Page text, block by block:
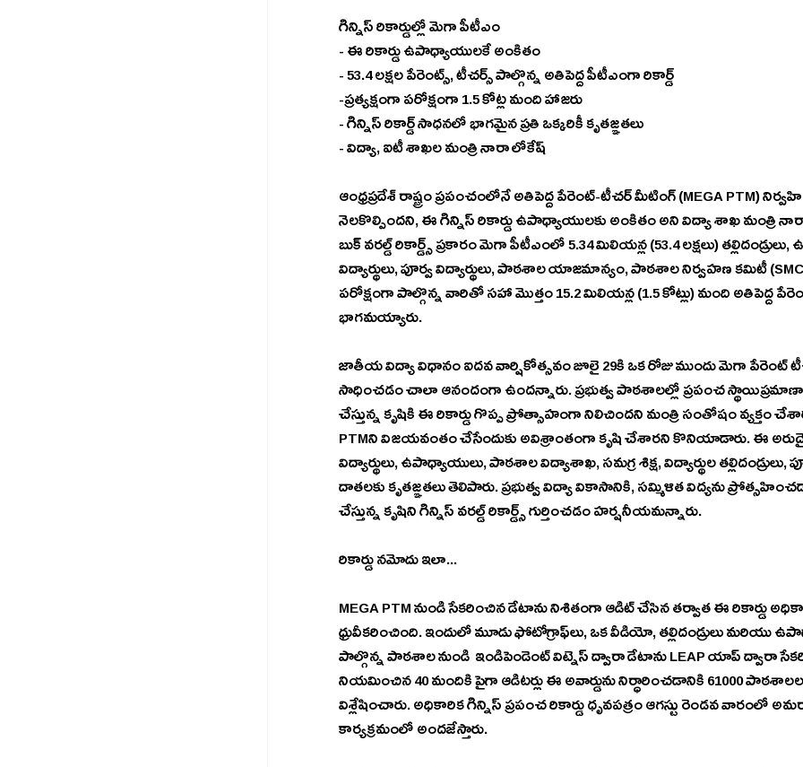
గిన్నిస్ రికార్డుల్లో మెగా పీటీఎం
- ఈ రికార్డు ఉపాధ్యాయుల‌కే అంకితం
- 53.4 లక్షల పేరెంట్స్, టీచర్స్ పాల్గొన్న అతిపెద్ద పీటీఎంగా రికార్డ్
-ప్రత్యక్షంగా పరోక్షంగా 1.5 కోట్ల మంది హాజరు
- గిన్నిస్ రికార్డ్ సాధనలో భాగమైన ప్రతి ఒక్కరికీ కృత‌జ్ఞ‌త‌లు
- విద్యా, ఐటీ శాఖల మంత్రి నారా లోకేష్
ఆంధ్రప్రదేశ్‌ రాష్ట్రం ప్రపంచంలోనే అతిపెద్ద పేరెంట్-టీచర్ మీటింగ్ (MEGA PTM) నిర్వహించి గిన్నిస్ ప్రపంచ రికార్డును
నెలకొల్పిందని, ఈ గిన్నిస్ రికార్డు ఉపాధ్యాయుల‌కు అంకితం అని విద్యా శాఖ మంత్రి నారా లోకేష్ ప్ర‌క‌టించారు. గిన్నిస్
బుక్ వ‌ర‌ల్డ్ రికార్డ్స్ ప్రకారం మెగా పీటీఎంలో 5.34 మిలియన్ల (53.4 లక్షలు) తల్లిదండ్రులు, ఉపాధ్యాయులు పాల్గొన్నారు.
విద్యార్థులు, పూర్వ విద్యార్థులు, పాఠశాల యాజమాన్యం, పాఠశాల నిర్వహణ కమిటీ (SMC)
పరోక్షంగా పాల్గొన్న వారితో సహా మొత్తం 15.2 మిలియన్ల (1.5 కోట్లు) మంది అతిపెద్ద
భాగ‌మ‌య్యారు.
జాతీయ విద్యా విధానం ఐదవ వార్షికోత్సవం జూలై 29కి ఒక రోజు ముందు మెగా పేరెంట్ టీచ‌ర్ మీటింగ్ గిన్నిస్
సాధించ‌డం చాలా ఆనందంగా ఉందన్నారు. ప్రభుత్వ పాఠశాలల్లో ప్రపంచ స్థాయిప్రమాణాలను తీసుకురావడానికి  ప్రభుత్వం
చేస్తున్న కృషికి ఈ రికార్డు గొప్ప ప్రోత్సాహంగా నిలిచిందని మంత్రి సంతోషం వ్యక్తం
PTMని విజయవంతం చేసేందుకు అవిశ్రాంతంగా కృషి చేశార‌ని కొనియాడారు. ఈ అరుదైన రికార్డు సాధ‌న‌లో భాగ‌మైన‌
విద్యార్థులు, ఉపాధ్యాయులు, పాఠశాల విద్యాశాఖ, సమగ్ర శిక్ష, విద్యార్థుల తల్లిదండ్రులు,
దాతలకు కృతజ్ఞతలు తెలిపారు. ప్రభుత్వ విద్యా వికాసానికి, సమ్మిళిత విద్యను
చేస్తున్న కృషిని గిన్నిస్ వరల్డ్ రికార్డ్స్ గుర్తించడం హర్షనీయమన్నారు.
రికార్డు నమోదు ఇలా...
MEGA PTM నుండి సేకరించిన డేటాను నిశితంగా ఆడిట్ చేసిన తర్వాత ఈ రికార్డు
ధ్రువీకరించింది. ఇందులో మూడు ఫోటోగ్రాఫ్‌లు, ఒక వీడియో, తల్లిదండ్రులు మరియు ఉపాధ్యాయుల సంఖ్య మరియు ప్రతి
పాల్గొన్న పాఠశాల నుండి  ఇండిపెండెంట్ విట్నెస్ ద్వారా డేటాను LEAP యాప్ ద్వారా
నియమించిన 40 మందికి పైగా ఆడిటర్లు ఈ అవార్డును నిర్ధారించడానికి 61000
విశ్లేషించారు. అధికారిక గిన్నిస్ ప్రపంచ రికార్డు ధృవపత్రం ఆగస్టు రెండవ వారంలో
కార్యక్రమంలో అందజేస్తారు.